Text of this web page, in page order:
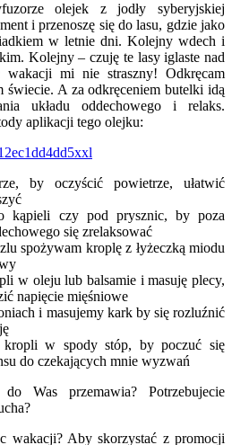
olejek z jodły syberyjskiej
i przenoszę się do lasu, gdzie jako
w letnie dni. Kolejny wdech i
Kolejny – czuję te lasy iglaste nad
mi nie straszny! Odkręcam
A za odkręceniem butelki idą
układu oddechowego i relaks.
aplikacji tego olejku:
by oczyścić powietrze, ułatwić
kąpieli czy pod prysznic, by poza
się zrelaksować
spożywam kroplę z łyżeczką miodu
w oleju lub balsamie i masuję plecy,
napięcie mięśniowe
i masujemy kark by się rozluźnić
kropli w spody stóp, by poczuć się
do czekających mnie wyzwań
Was przemawia? Potrzebujecie
wakacji? Aby skorzystać z promocji